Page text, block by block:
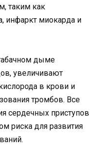
таким как
инфаркт миокарда и
дыме
увеличивают
в крови и
тромбов. Все
сердечных приступов
риска для развития